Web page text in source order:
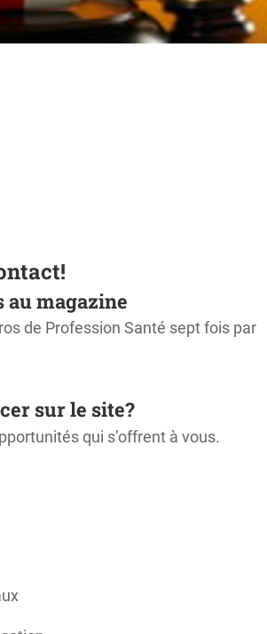
au magazine
de Profession Santé sept fois par
sur le site?
qui s’offrent à vous.